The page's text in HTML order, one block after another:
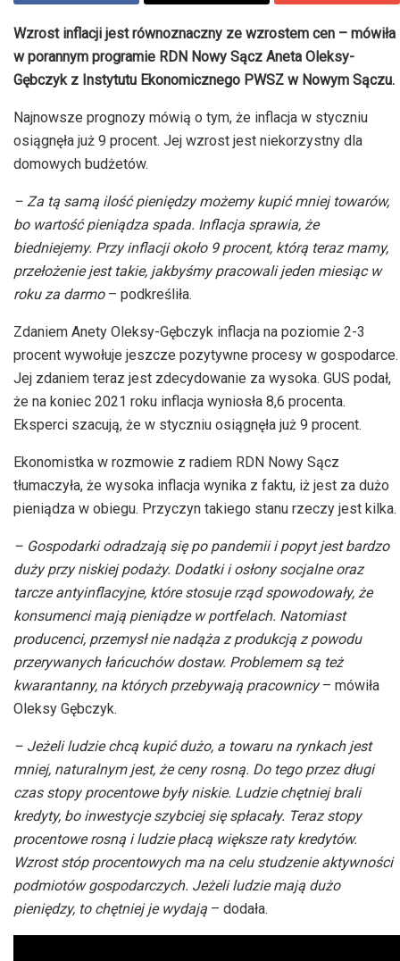
Wzrost inflacji jest równoznaczny ze wzrostem cen – mówiła
w porannym programie RDN Nowy Sącz Aneta Oleksy-
Gębczyk z Instytutu Ekonomicznego PWSZ w Nowym Sączu.
Najnowsze prognozy mówią o tym, że inflacja w styczniu
osiągnęła już 9 procent. Jej wzrost jest niekorzystny dla
domowych budżetów.
– Za tą samą ilość pieniędzy możemy kupić mniej towarów,
bo wartość pieniądza spada. Inflacja sprawia, że
biedniejemy. Przy inflacji około 9 procent, którą teraz mamy,
przełożenie jest takie, jakbyśmy pracowali jeden miesiąc w
roku za darmo– podkreśliła.
Zdaniem Anety Oleksy-Gębczyk inflacja na poziomie 2-3
procent wywołuje jeszcze pozytywne procesy w gospodarce.
Jej zdaniem teraz jest zdecydowanie za wysoka. GUS podał,
że na koniec 2021 roku inflacja wyniosła 8,6 procenta.
Eksperci szacują, że w styczniu osiągnęła już 9 procent.
Ekonomistka w rozmowie z radiem RDN Nowy Sącz
tłumaczyła, że wysoka inflacja wynika z faktu, iż jest za dużo
pieniądza w obiegu. Przyczyn takiego stanu rzeczy jest kilka.
– Gospodarki odradzają się po pandemii i popyt jest bardzo
duży przy niskiej podaży. Dodatki i osłony socjalne oraz
tarcze antyinflacyjne, które stosuje rząd spowodowały, że
konsumenci mają pieniądze w portfelach. Natomiast
producenci, przemysł nie nadąża z produkcją z powodu
przerywanych łańcuchów dostaw. Problemem są też
kwarantanny, na których przebywają pracownicy– mówiła
Oleksy Gębczyk.
– Jeżeli ludzie chcą kupić dużo, a towaru na rynkach jest
mniej, naturalnym jest, że ceny rosną. Do tego przez długi
czas stopy procentowe były niskie. Ludzie chętniej brali
kredyty, bo inwestycje szybciej się spłacały. Teraz stopy
procentowe rosną i ludzie płacą większe raty kredytów.
Wzrost stóp procentowych ma na celu studzenie aktywności
podmiotów gospodarczych. Jeżeli ludzie mają dużo
pieniędzy, to chętniej je wydają – dodała.